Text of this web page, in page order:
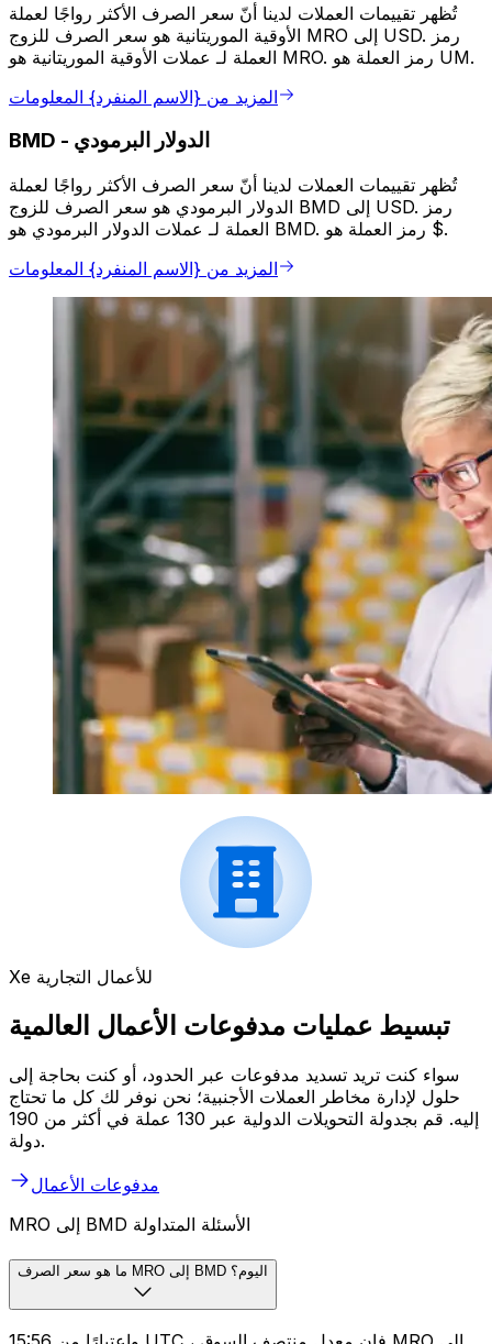
تُظهر تقييمات العملات لدينا أنّ سعر الصرف الأكثر رواجًا لعملة
الأوقية الموريتانية هو سعر الصرف للزوج MRO إلى USD. رمز
العملة لـ عملات الأوقية الموريتانية هو MRO. رمز العملة هو UM.
المزيد من {الاسم المنفرد} المعلومات
BMD - الدولار البرمودي
تُظهر تقييمات العملات لدينا أنّ سعر الصرف الأكثر رواجًا لعملة
الدولار البرمودي هو سعر الصرف للزوج BMD إلى USD. رمز
العملة لـ عملات الدولار البرمودي هو BMD. رمز العملة هو $.
المزيد من {الاسم المنفرد} المعلومات
Xe للأعمال التجارية
تبسيط عمليات مدفوعات الأعمال العالمية
سواء كنت تريد تسديد مدفوعات عبر الحدود، أو كنت بحاجة إلى
حلول لإدارة مخاطر العملات الأجنبية؛ نحن نوفر لك كل ما تحتاج
إليه. قم بجدولة التحويلات الدولية عبر 130 عملة في أكثر من 190
دولة.
مدفوعات الأعمال
MRO إلى BMD الأسئلة المتداولة
ما هو سعر الصرف MRO إلى BMD اليوم؟